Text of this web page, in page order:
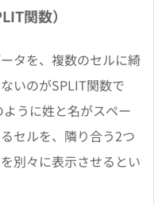
関数）
タを、複数のセルに綺
いのがSPLIT関数で
うに姓と名がスペー
セルを、隣り合う2つ
別々に表示させるとい